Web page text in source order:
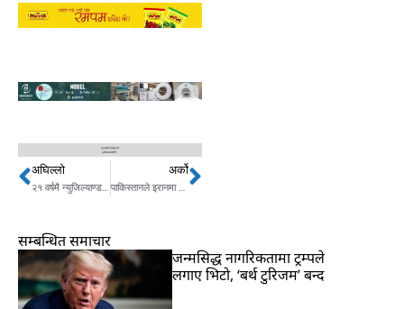
Prev
अघिल्लो अर्कोNext
सम्बन्धित समाचार
जन्मसिद्ध नागरिकतामा ट्रम्पले
लगाए भिटो, ‘बर्थ टुरिजम’ बन्द